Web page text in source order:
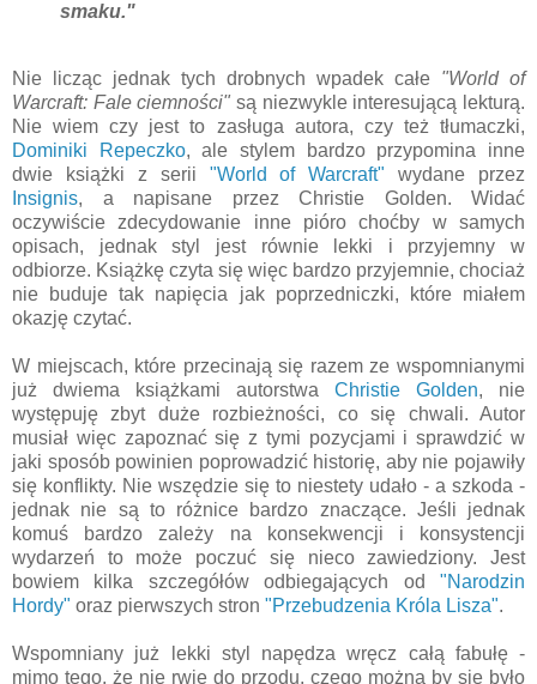
smaku."
Nie licząc jednak tych drobnych wpadek całe "World of
Warcraft: Fale ciemności" są niezwykle interesującą lekturą.
Nie wiem czy jest to zasługa autora, czy też tłumaczki,
Dominiki Repeczko, ale stylem bardzo przypomina inne
dwie książki z serii "World of Warcraft" wydane przez
Insignis, a napisane przez Christie Golden. Widać
oczywiście zdecydowanie inne pióro choćby w samych
opisach, jednak styl jest równie lekki i przyjemny w
odbiorze. Książkę czyta się więc bardzo przyjemnie, chociaż
nie buduje tak napięcia jak poprzedniczki, które miałem
okazję czytać.
W miejscach, które przecinają się razem ze wspomnianymi
już dwiema książkami autorstwa Christie Golden, nie
występuję zbyt duże rozbieżności, co się chwali. Autor
musiał więc zapoznać się z tymi pozycjami i sprawdzić w
jaki sposób powinien poprowadzić historię, aby nie pojawiły
się konflikty. Nie wszędzie się to niestety udało - a szkoda -
jednak nie są to różnice bardzo znaczące. Jeśli jednak
komuś bardzo zależy na konsekwencji i konsystencji
wydarzeń to może poczuć się nieco zawiedziony. Jest
bowiem kilka szczegółów odbiegających od "Narodzin
Hordy" oraz pierwszych stron "Przebudzenia Króla Lisza".
Wspomniany już lekki styl napędza wręcz całą fabułę -
mimo tego, że nie rwie do przodu, czego można by się było